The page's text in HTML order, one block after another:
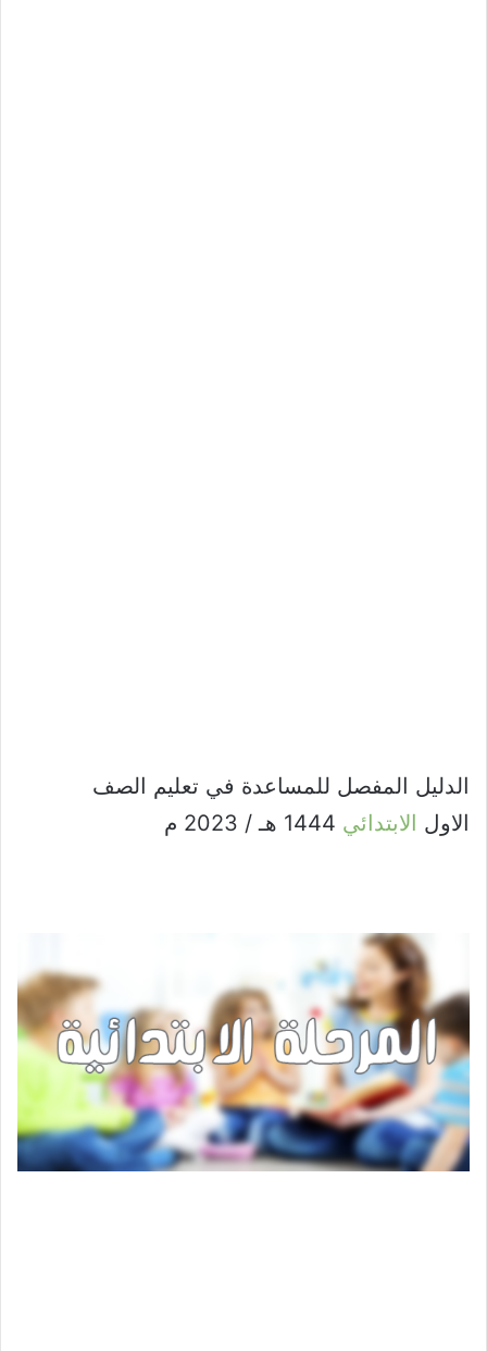
الدليل المفصل للمساعدة في تعليم الصف
الاول الابتدائي